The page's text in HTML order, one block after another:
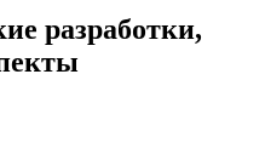
разработки,